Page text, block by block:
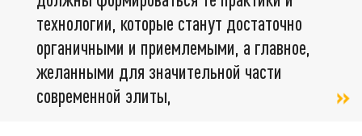
технологии, которые станут достаточно
органичными и приемлемыми, а главное,
желанными для значительной части
современной элиты,